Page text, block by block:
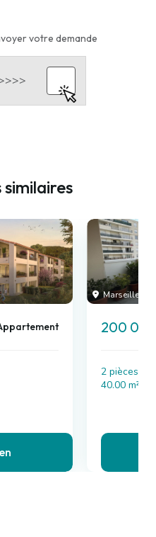
votre demande
Marseille 04
200
2 pièces , 1
40.00 m²